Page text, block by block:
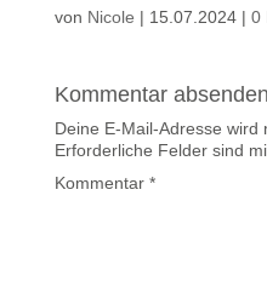
von Nicole | 15.07.2024| 0
Kommentar absenden
Deine E-Mail-Adresse wird
Erforderliche Felder sind
Kommentar *